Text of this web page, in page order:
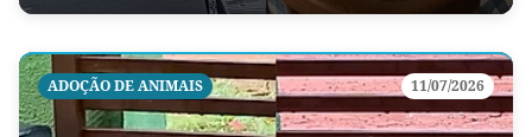
ADOÇÃO DE ANIMAIS 11/07/2026